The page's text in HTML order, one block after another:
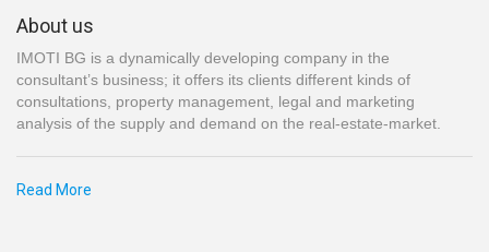
About us
IMOTI BG is a dynamically developing company in the
consultant’s business; it offers its clients different kinds of
consultations, property management, legal and marketing
analysis of the supply and demand on the real-estate-market.
Read More